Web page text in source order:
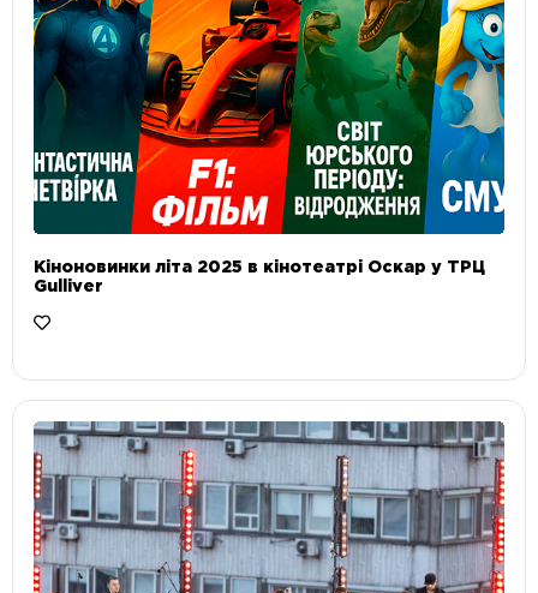
Кіноновинки літа 2025 в кінотеатрі Оскар у ТРЦ
Gulliver